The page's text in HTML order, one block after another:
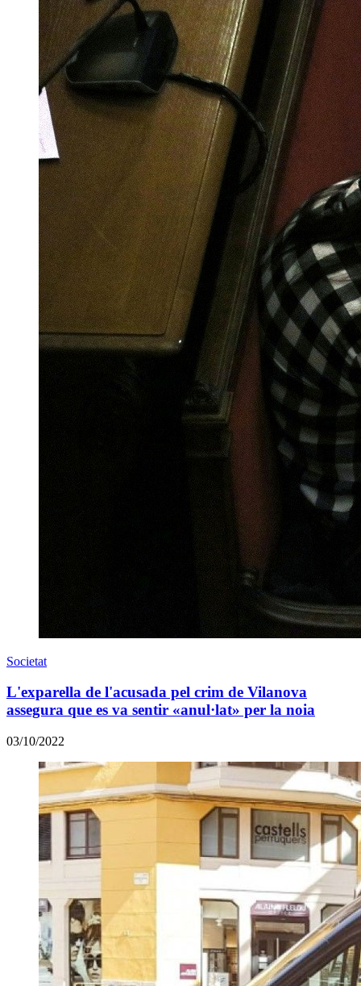
Societat
L'exparella de l'acusada pel crim de Vilanova
assegura que es va sentir «anul·lat» per la noia
03/10/2022